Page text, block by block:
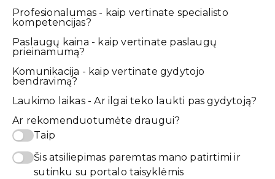
Profesionalumas - kaip vertinate specialisto
kompetencijas?
Paslaugų kaina - kaip vertinate paslaugų
prieinamumą?
Komunikacija - kaip vertinate gydytojo
bendravimą?
Laukimo laikas - Ar ilgai teko laukti pas gydytoją?
Ar rekomenduotumėte draugui?
Taip
Šis atsiliepimas paremtas mano patirtimi ir
sutinku su portalo taisyklėmis